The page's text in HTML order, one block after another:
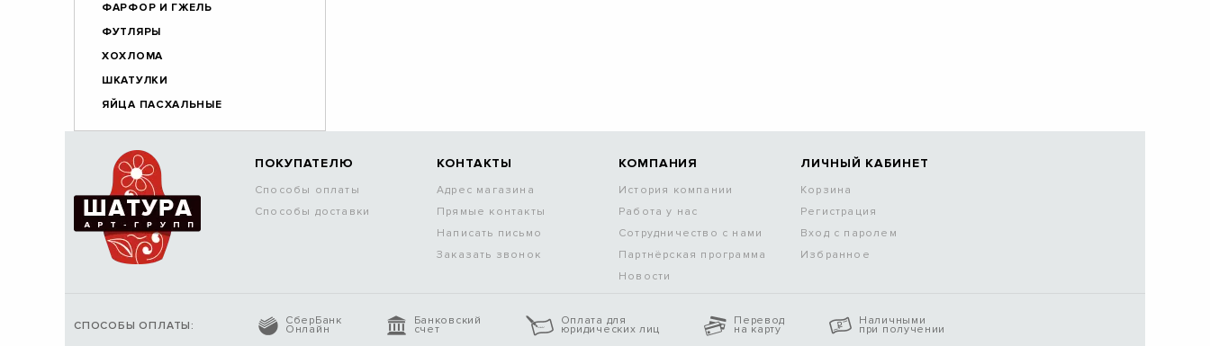
ФАРФОР И ГЖЕЛЬ
ФУТЛЯРЫ
ХОХЛОМА
ШКАТУЛКИ
ЯЙЦА ПАСХАЛЬНЫЕ
ПОКУПАТЕЛЮ
Способы оплаты
Способы доставки
КОНТАКТЫ
Адрес магазина
Прямые контакты
Написать письмо
Заказать звонок
КОМПАНИЯ
История компании
Работа у нас
Сотрудничество с нами
Партнёрская программа
Новости
ЛИЧНЫЙ КАБИНЕТ
Корзина
Регистрация
Вход с паролем
Избранное
СПОСОБЫ ОПЛАТЫ: СберБанк
Онлайн
Банковский
счет
Оплата для
юридических лиц
Перевод
на карту
Наличными
при получении